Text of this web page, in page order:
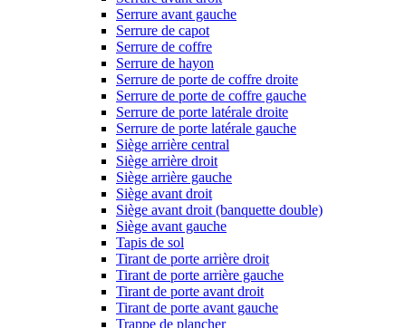
Serrure avant gauche
Serrure de capot
Serrure de coffre
Serrure de hayon
Serrure de porte de coffre droite
Serrure de porte de coffre gauche
Serrure de porte latérale droite
Serrure de porte latérale gauche
Siège arrière central
Siège arrière droit
Siège arrière gauche
Siège avant droit
Siège avant droit (banquette double)
Siège avant gauche
Tapis de sol
Tirant de porte arrière droit
Tirant de porte arrière gauche
Tirant de porte avant droit
Tirant de porte avant gauche
Trappe de plancher